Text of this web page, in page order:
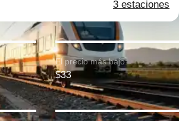
3 estaciones
El precio más bajo:
$33